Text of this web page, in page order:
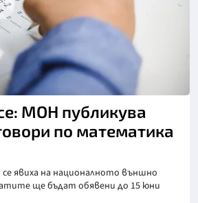
МОН публикува
по математика
се явиха на националното външно
ще бъдат обявени до 15 юни